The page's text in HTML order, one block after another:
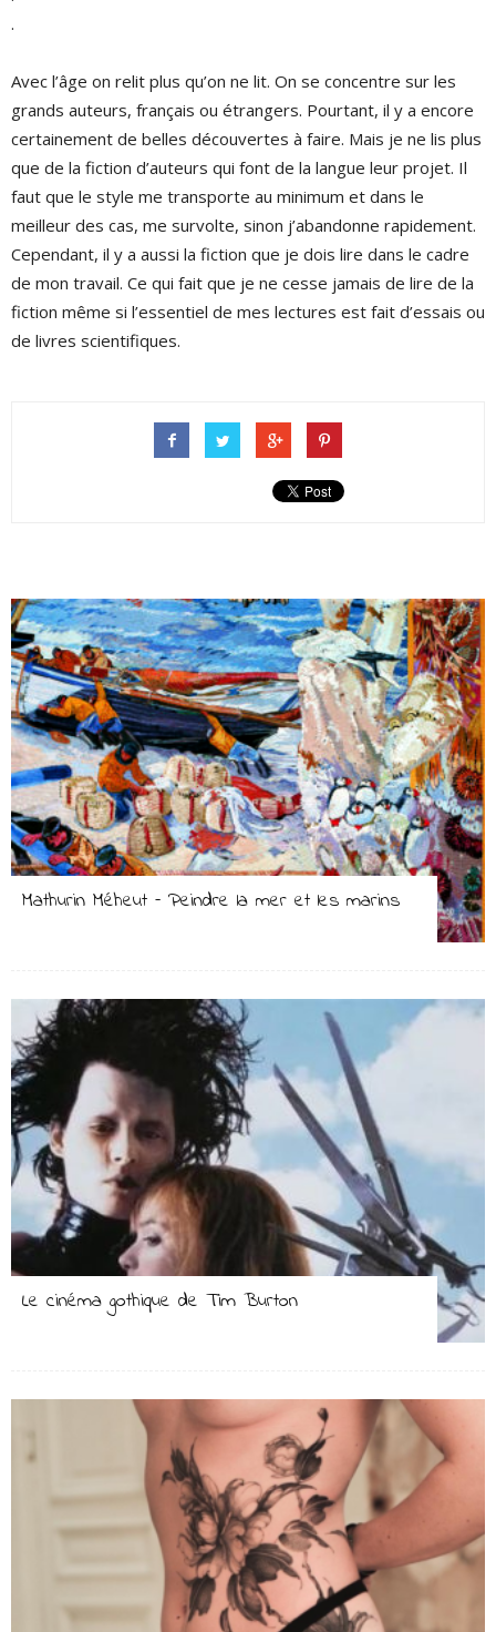
.
Avec l’âge on relit plus qu’on ne lit. On se concentre sur les
grands auteurs, français ou étrangers. Pourtant, il y a encore
certainement de belles découvertes à faire. Mais je ne lis plus
que de la fiction d’auteurs qui font de la langue leur projet. Il
faut que le style me transporte au minimum et dans le
meilleur des cas, me survolte, sinon j’abandonne rapidement.
Cependant, il y a aussi la fiction que je dois lire dans le cadre
de mon travail. Ce qui fait que je ne cesse jamais de lire de la
fiction même si l’essentiel de mes lectures est fait d’essais ou
de livres scientifiques.
Mathurin Méheut – Peindre la mer et les marins
Le cinéma gothique de Tim Burton